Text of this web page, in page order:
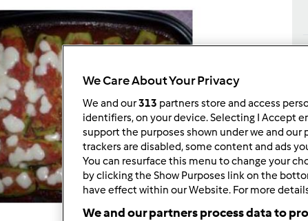
We Care About Your Privacy
We and our313 partners store and access
identifiers, on your device. Selecting I Accept
support the purposes shown under we and our
trackers are disabled, some content and ads
You can resurface this menu to change your
by clicking the Show Purposes link on the
have effect within our Website. For more
We and our partners process data to